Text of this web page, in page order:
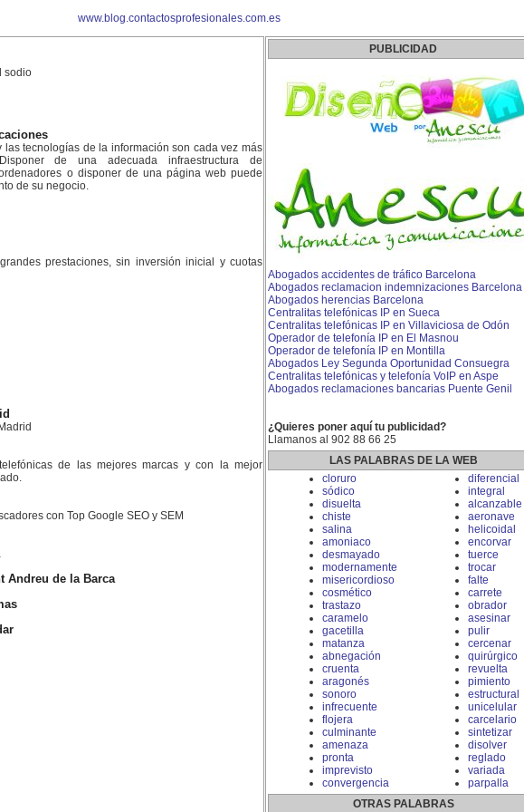
www.blog.contactosprofesionales.com.es
sodio
las tecnologías de la información son cada vez más
de una adecuada infraestructura de
o disponer de una página web puede
de su negocio.
prestaciones, sin inversión inicial y cuotas
de las mejores marcas y con la mejor
con Top Google SEO y SEM
Andreu de la Barca
PUBLICIDAD
Abogados accidentes de tráfico Barcelona
Abogados reclamacion indemnizaciones Barcelona
Abogados herencias Barcelona
Centralitas telefónicas IP en Sueca
Centralitas telefónicas IP en Villaviciosa de Odón
Operador de telefonía IP en El Masnou
Operador de telefonía IP en Montilla
Abogados Ley Segunda Oportunidad Consuegra
Centralitas telefónicas y telefonía VoIP en Aspe
Abogados reclamaciones bancarias Puente Genil
¿Quieres poner aquí tu publicidad?
Llamanos al 902 88 66 25
LAS PALABRAS DE LA WEB
cloruro
sódico
disuelta
chiste
salina
amoniaco
desmayado
modernamente
misericordioso
cosmético
trastazo
caramelo
gacetilla
matanza
abnegación
cruenta
aragonés
sonoro
infrecuente
flojera
culminante
amenaza
pronta
imprevisto
convergencia
diferencial
integral
alcanzable
aeronave
helicoidal
encorvar
tuerce
trocar
falte
carrete
obrador
asesinar
pulir
cercenar
quirúrgico
revuelta
pimiento
estructural
unicelular
carcelario
sintetizar
disolver
reglado
variada
parpalla
OTRAS PALABRAS